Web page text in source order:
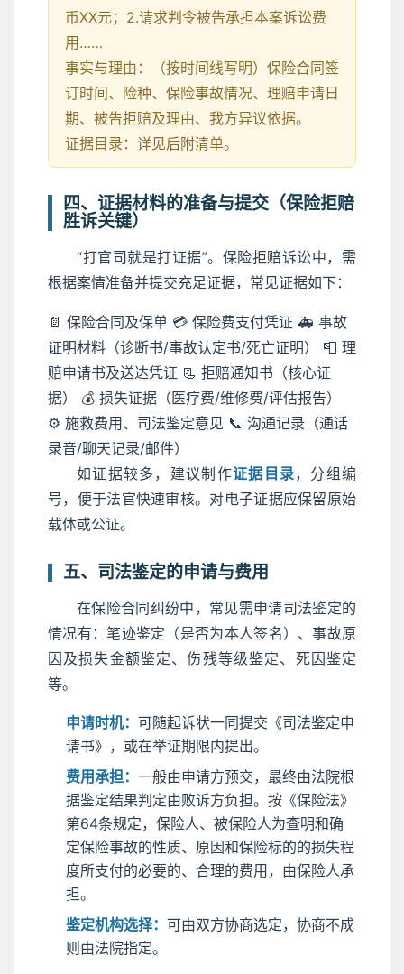
币XX元；2.请求判令被告承担本案诉讼费
用……
事实与理由：（按时间线写明）保险合同签
订时间、险种、保险事故情况、理赔申请日
期、被告拒赔及理由、我方异议依据。
证据目录：详见后附清单。
四、证据材料的准备与提交（保险拒赔
胜诉关键）
“打官司就是打证据”。保险拒赔诉讼中，需
根据案情准备并提交充足证据，常见证据如下：
📄 保险合同及保单 💳 保险费支付凭证 🚑 事故
证明材料（诊断书/事故认定书/死亡证明）
📮 理
赔申请书及送达凭证 📃 拒赔通知书（核心证
据）
💰 损失证据（医疗费/维修费/评估报告）
⚙️ 施救费用、司法鉴定意见 📞 沟通记录（通话
录音/聊天记录/邮件）
如证据较多，建议制作证据目录，分组编
号，便于法官快速审核。对电子证据应保留原始
载体或公证。
五、司法鉴定的申请与费用
在保险合同纠纷中，常见需申请司法鉴定的
情况有：笔迹鉴定（是否为本人签名）、事故原
因及损失金额鉴定、伤残等级鉴定、死因鉴定
等。
申请时机： 可随起诉状一同提交《司法鉴定申
请书》，或在举证期限内提出。
费用承担： 一般由申请方预交，最终由法院根
据鉴定结果判定由败诉方负担。按《保险法》
第64条规定，保险人、被保险人为查明和确
定保险事故的性质、原因和保险标的的损失程
度所支付的必要的、合理的费用，由保险人承
担。
鉴定机构选择： 可由双方协商选定，协商不成
则由法院指定。